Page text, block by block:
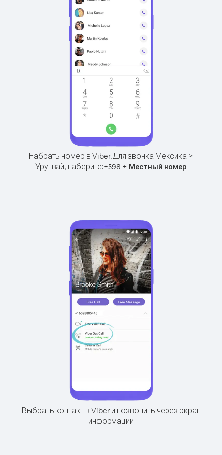
Набрать номер в Viber.Для звонка Мексика >
Уругвай, наберите:+598 + Местный номер
Выбрать контакт в Viber и позвонить через экран
информации